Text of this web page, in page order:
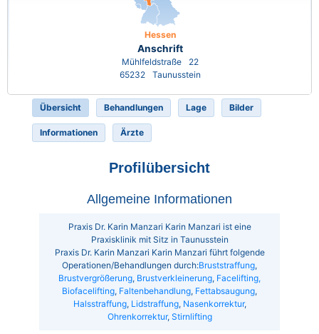
Hessen
Anschrift
Mühlfeldstraße
22
65232
Taunusstein
Übersicht Behandlungen Lage Bilder
Informationen Ärzte
Profilübersicht
Allgemeine Informationen
Praxis Dr. Karin Manzari Karin Manzari ist eine
Praxisklinik mit Sitz in Taunusstein
Praxis Dr. Karin Manzari Karin Manzari führt folgende
Operationen/Behandlungen durch:Bruststraffung,
Brustvergrößerung, Brustverkleinerung, Facelifting,
Biofacelifting, Faltenbehandlung, Fettabsaugung,
Halsstraffung, Lidstraffung, Nasenkorrektur,
Ohrenkorrektur, Stirnlifting